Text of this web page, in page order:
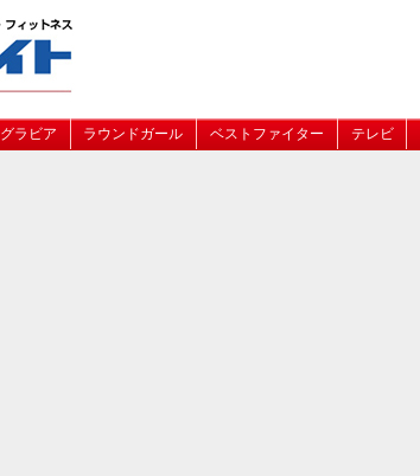
グラビア ラウンドガール ベストファイター テレビ